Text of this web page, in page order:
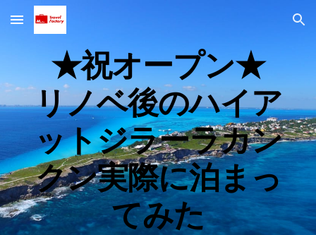
Skip to main content Skip to navigation
★祝オープン★
リノベ後のハイア
ットジラーラカン
クン実際に泊まっ
てみた